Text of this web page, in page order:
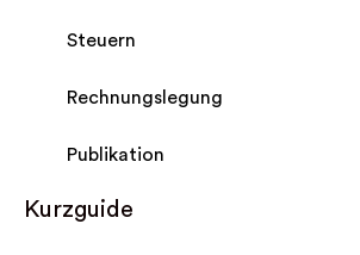
Steuern
Rechnungslegung
Publikation
Kurzguide